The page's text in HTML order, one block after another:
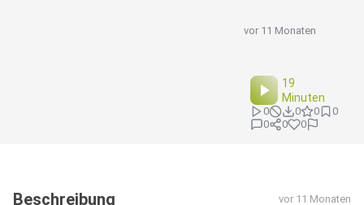
vor 11 Monaten
19
Minuten
0 0 0
0
0
0 0
Beschreibung vor 11 Monaten